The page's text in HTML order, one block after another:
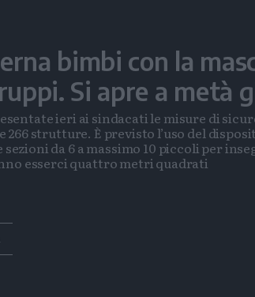
bimbi con la
Si apre a metà
ieri ai sindacati le misure di
266 strutture. È previsto l’uso del
da 6 a massimo 10 piccoli per
esserci quattro metri quadrati